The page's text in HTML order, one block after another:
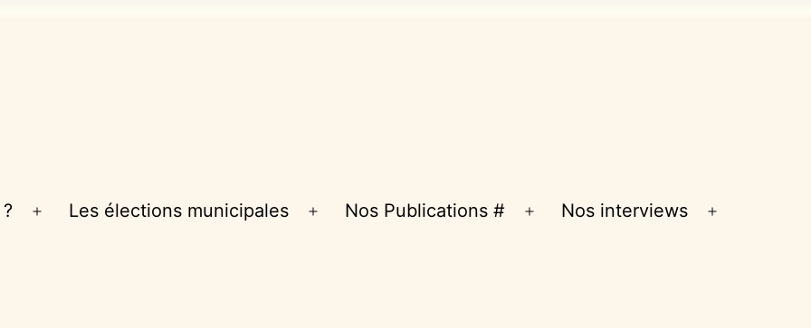
Ouvrir
Les élections municipales
Ouvrir
Nos Publications #
Ouvrir
Nos interviews